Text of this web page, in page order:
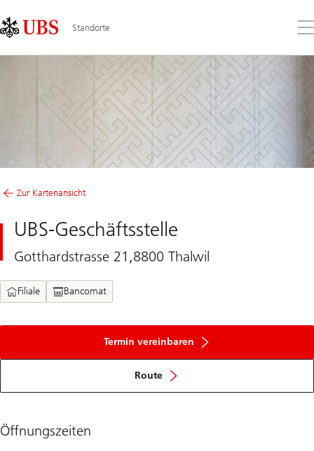
Links
Area
Standorte
Sie
Zur Kartenansicht
UBS-Geschäftsstelle
Gotthardstrasse 21,8800 Thalwil
Filiale Bancomat
Termin vereinbaren
Route
Öffnungszeiten